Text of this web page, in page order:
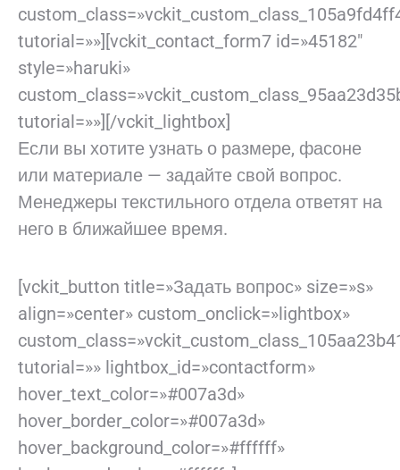
tutorial=»»][vckit_contact_form7 id=»45182″
style=»haruki»
tutorial=»»][/vckit_lightbox]
Если вы хотите узнать о размере, фасоне
или материале — задайте свой вопрос.
Менеджеры текстильного отдела ответят на
него в ближайшее время.
[vckit_button title=»Задать вопрос» size=»s»
align=»center» custom_onclick=»lightbox»
tutorial=»» lightbox_id=»contactform»
hover_text_color=»#007a3d»
hover_border_color=»#007a3d»
hover_background_color=»#ffffff»